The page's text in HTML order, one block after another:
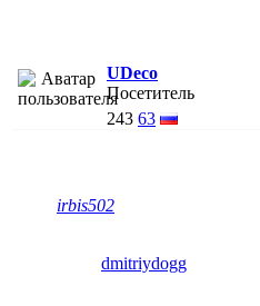
UDeco
Посетитель
243 63
irbis502
dmitriydogg